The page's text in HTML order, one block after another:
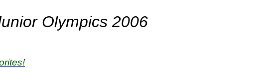
Olympics 2006